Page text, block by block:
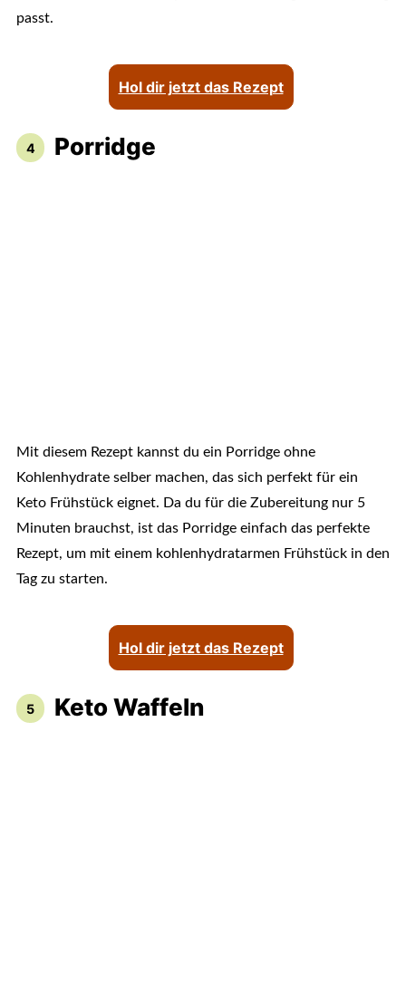
passt.
Hol dir jetzt das Rezept
Porridge
Mit diesem Rezept kannst du ein Porridge ohne
Kohlenhydrate selber machen, das sich perfekt für ein
Keto Frühstück eignet. Da du für die Zubereitung nur 5
Minuten brauchst, ist das Porridge einfach das perfekte
Rezept, um mit einem kohlenhydratarmen Frühstück in den
Tag zu starten.
Hol dir jetzt das Rezept
Keto Waffeln